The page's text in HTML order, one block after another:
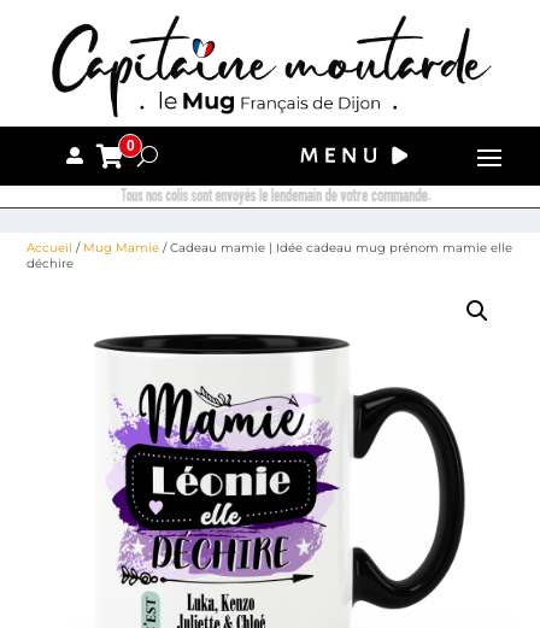
0
Tous nos colis sont envoyés le lendemain de votre commande.
Accueil / Mug Mamie / Cadeau mamie | Idée cadeau mug prénom mamie elle
déchire